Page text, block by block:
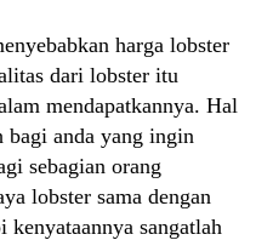
harga lobster
dari lobster itu
mendapatkannya. Hal
bagi anda yang ingin
sebagian orang
lobster sama dengan
kenyataannya sangatlah